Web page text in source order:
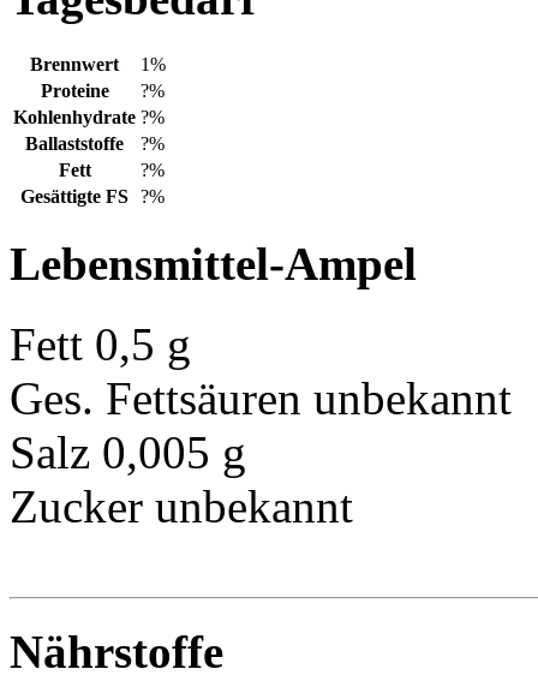
Brennwert
1%
Proteine
?%
Kohlenhydrate ?%
Ballaststoffe
?%
Fett
?%
Gesättigte FS ?%
Lebensmittel-Ampel
Fett 0,5 g
Ges. Fettsäuren unbekannt
Salz 0,005 g
Zucker unbekannt
Nährstoffe